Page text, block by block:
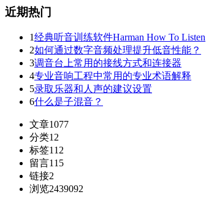
近期热门
1经典听音训练软件Harman How To Listen
2如何通过数字音频处理提升低音性能？
3调音台上常用的接线方式和连接器
4专业音响工程中常用的专业术语解释
5录取乐器和人声的建议设置
6什么是子混音？
文章1077
分类12
标签112
留言115
链接2
浏览2439092